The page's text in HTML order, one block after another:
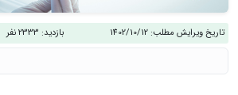
تاریخ ویرایش مطلب: 1402/10/12 بازدید: 2333 نفر